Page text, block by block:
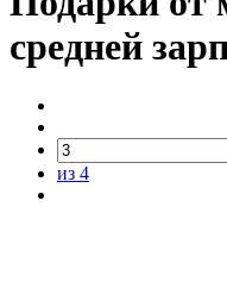
средней
из 4